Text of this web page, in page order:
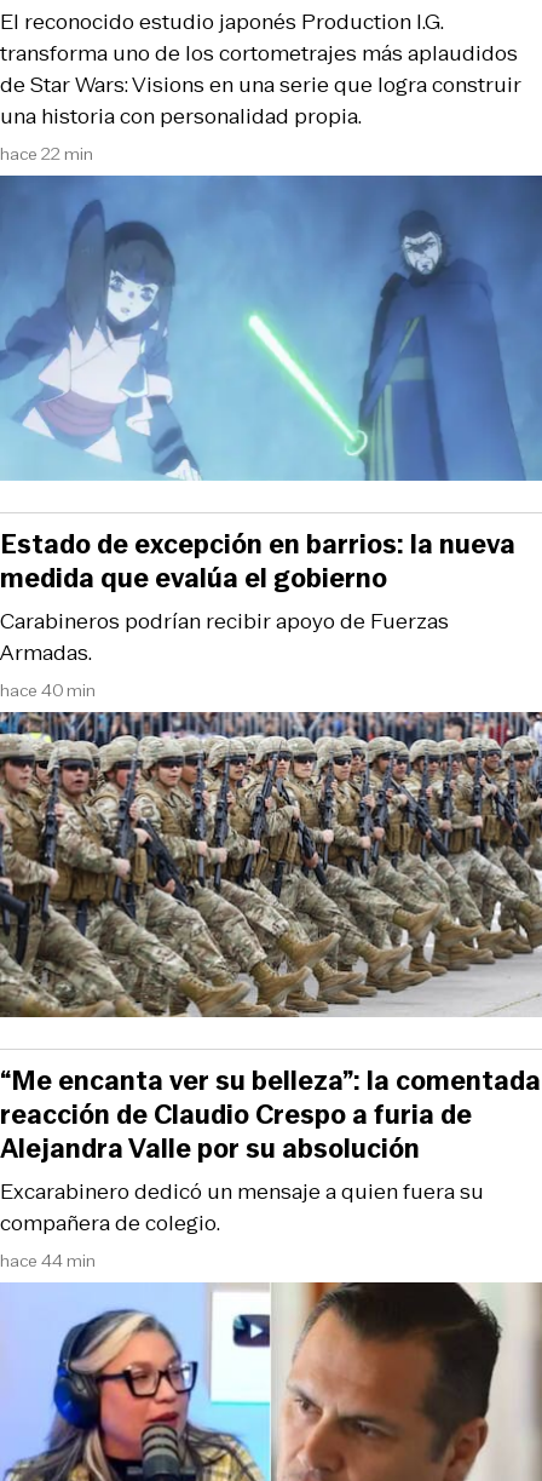
hace 22 min
El reconocido estudio japonés Production I.G.
transforma uno de los cortometrajes más aplaudidos
de Star Wars: Visions en una serie que logra construir
una historia con personalidad propia.
hace 40 min
Carabineros podrían recibir apoyo de Fuerzas
Armadas.
Estado de excepción en barrios: la nueva
medida que evalúa el gobierno
hace 44 min
Excarabinero dedicó un mensaje a quien fuera su
compañera de colegio.
“Me encanta ver su belleza”: la comentada
reacción de Claudio Crespo a furia de
Alejandra Valle por su absolución